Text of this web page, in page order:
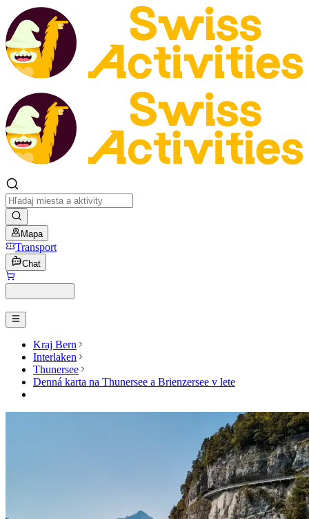
Mapa
Transport
Chat
Kraj Bern
Interlaken
Thunersee
Denná karta na Thunersee a Brienzersee v lete